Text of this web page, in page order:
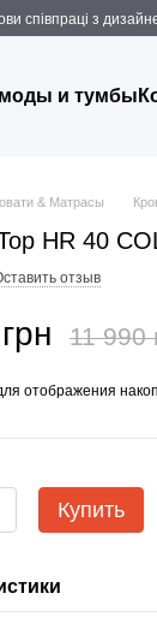
співпраці з
и тумбы
& Матрасы
HR 40
отзыв
11 990
отображения
Купить